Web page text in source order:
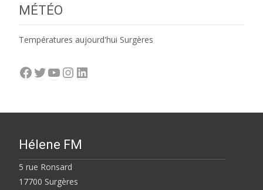
MÉTÉO
Températures aujourd'hui Surgères
Facebook
Twitter
YouTube
Instagram
LinkedIn
Hélene FM
5 rue Ronsard
17700 Surgères